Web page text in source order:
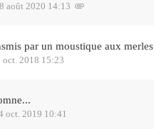
août 2020 14:13
par un moustique aux merles
oct. 2018 15:23
oct. 2019 10:41